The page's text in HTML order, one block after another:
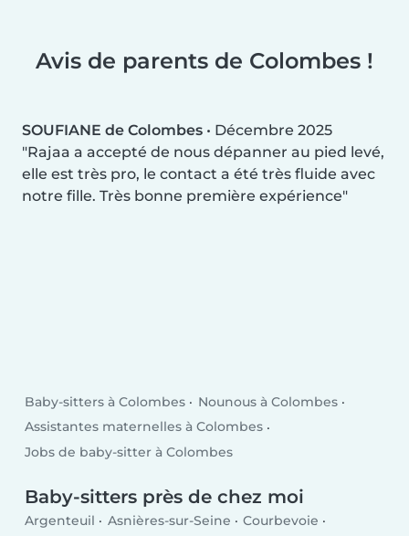
Avis de parents de Colombes !
SOUFIANE de Colombes • Décembre 2025
Rajaa a accepté de nous dépanner au pied levé,
elle est très pro, le contact a été très fluide avec
notre fille. Très bonne première expérience
Baby-sitters à Colombes
Nounous à Colombes
Assistantes maternelles à Colombes
Jobs de baby-sitter à Colombes
Baby-sitters près de chez moi
Argenteuil Asnières-sur-Seine
Courbevoie